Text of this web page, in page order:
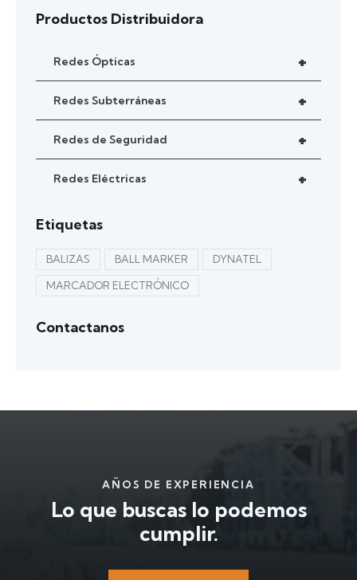
Productos Distribuidora
+
Redes Ópticas
+
Redes Subterráneas
+
Redes de Seguridad
+
Redes Eléctricas
Etiquetas
BALIZAS BALL MARKER DYNATEL
MARCADOR ELECTRÓNICO
Contactanos
AÑOS DE EXPERIENCIA
Lo que buscas lo podemos
cumplir.